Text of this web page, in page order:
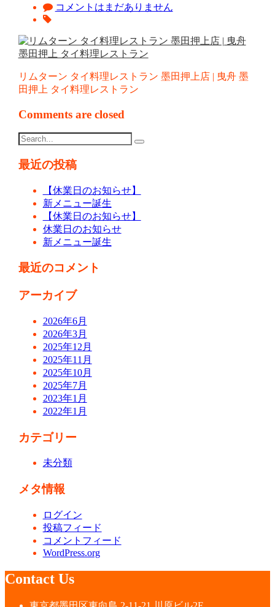
コメントはまだありません
リムターン タイ料理レストラン 墨田押上店 | 曳舟 墨
田押上 タイ料理レストラン
Comments are closed
最近の投稿
【休業日のお知らせ】
新メニュー誕生
【休業日のお知らせ】
休業日のお知らせ
新メニュー誕生
最近のコメント
アーカイブ
2026年6月
2026年3月
2025年12月
2025年11月
2025年10月
2025年7月
2023年1月
2022年1月
カテゴリー
未分類
メタ情報
ログイン
投稿フィード
コメントフィード
WordPress.org
Contact Us